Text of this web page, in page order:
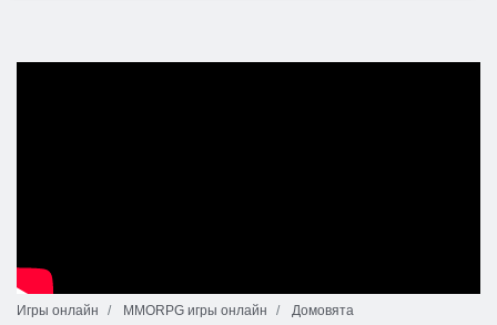
Игры онлайн MMORPG игры онлайн Домовята